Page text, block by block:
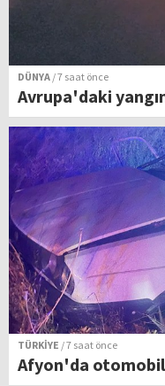
DÜNYA / 7 saat önce
Avrupa'daki
TÜRKİYE / 7 saat önce
Afyon'da